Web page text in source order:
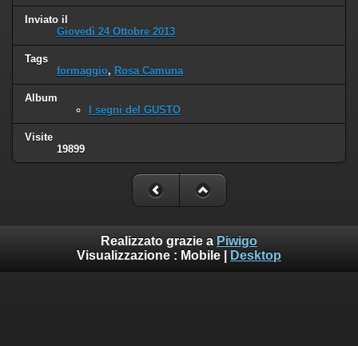
Inviato il
Giovedì 24 Ottobre 2013
Tags
formaggio, Rosa Camuna
Album
I segni del GUSTO
Visite
19899
Realizzato grazie a Piwigo
Visualizzazione : Mobile Desktop